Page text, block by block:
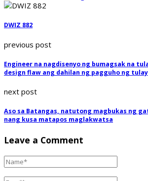
DWIZ 882
previous post
Engineer na nagdisenyo ng bumagsak na
design flaw ang dahilan ng pagguho ng tulay
next post
Aso sa Batangas, natutong magbukas ng
nang kusa matapos maglakwatsa
Leave a Comment